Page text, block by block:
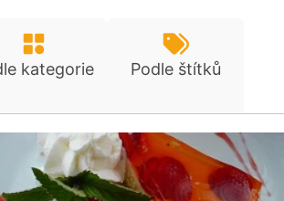
kategorie Podle štítků